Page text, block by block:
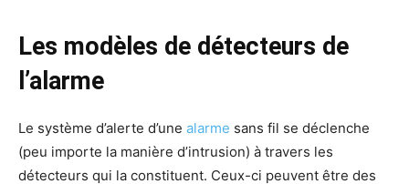
Les modèles de détecteurs de
l’alarme
Le système d’alerte d’une alarme sans fil se déclenche
(peu importe la manière d’intrusion) à travers les
détecteurs qui la constituent. Ceux-ci peuvent être des